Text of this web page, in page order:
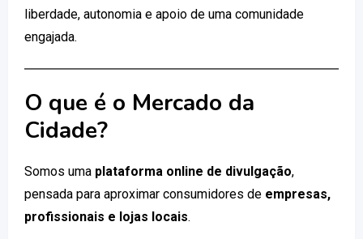
liberdade, autonomia e apoio de uma comunidade
engajada.
O que é o Mercado da
Cidade?
Somos uma plataforma online de divulgação,
pensada para aproximar consumidores de empresas,
profissionais e lojas locais.